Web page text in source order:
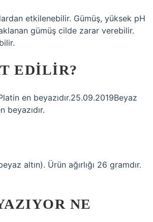
etkilenebilir. Gümüş, yüksek pH
gümüş cilde zarar verebilir.
EDILIR?
en beyazıdır.25.09.2019Beyaz
beyazıdır.
altın). Ürün ağırlığı 26 gramdır.
NE